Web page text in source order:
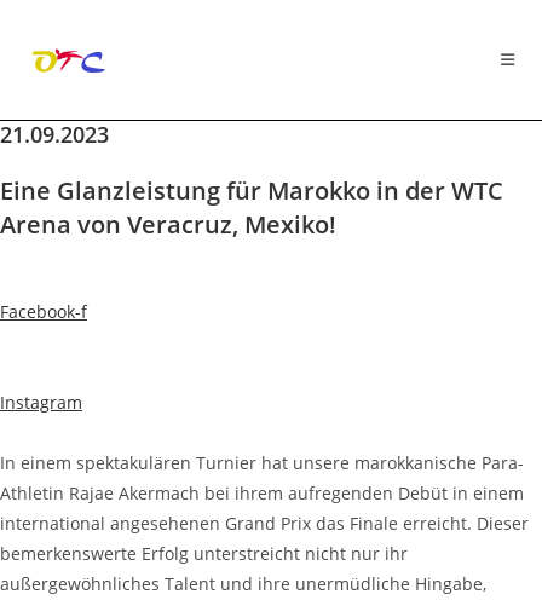
Zum
springen
21.09.2023
Eine Glanzleistung für Marokko in der WTC
Arena von Veracruz, Mexiko!
Facebook-f
Instagram
In einem spektakulären Turnier hat unsere marokkanische Para-
Athletin Rajae Akermach bei ihrem aufregenden Debüt in einem
international angesehenen Grand Prix das Finale erreicht. Dieser
bemerkenswerte Erfolg unterstreicht nicht nur ihr
außergewöhnliches Talent und ihre unermüdliche Hingabe,